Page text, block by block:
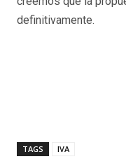
definitivamente.
TAGS IVA